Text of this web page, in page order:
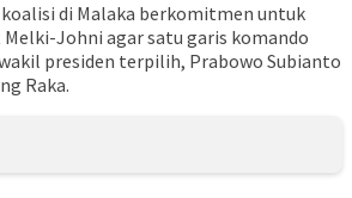
di Malaka berkomitmen untuk
Johni agar satu garis komando
presiden terpilih, Prabowo Subianto
Raka.